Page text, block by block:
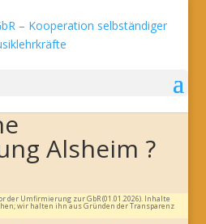
Alsheim ?
Umfirmierung zur GbR (01.01.2026). Inhalte
wir halten ihn aus Gründen der Transparenz